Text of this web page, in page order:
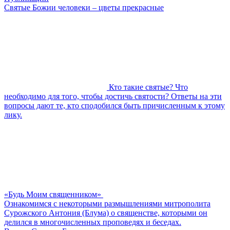
Святые Божии человеки – цветы прекрасные
Кто такие святые? Что
необходимо для того, чтобы достичь святости? Ответы на эти
вопросы дают те, кто сподобился быть причисленным к этому
лику.
«Будь Моим священником»
Ознакомимся с некоторыми размышлениями митрополита
Сурожского Антония (Блума) о священстве, которыми он
делился в многочисленных проповедях и беседах.